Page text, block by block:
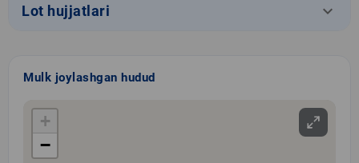
Lot hujjatlari keyboard_arrow_down
Mulk joylashgan hudud
+
−